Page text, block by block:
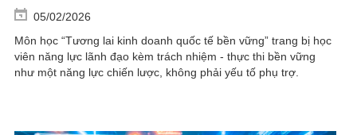
05/02/2026
Môn học “Tương lai kinh doanh quốc tế bền vững” trang bị học
viên năng lực lãnh đạo kèm trách nhiệm - thực thi bền vững
như một năng lực chiến lược, không phải yếu tố phụ trợ.